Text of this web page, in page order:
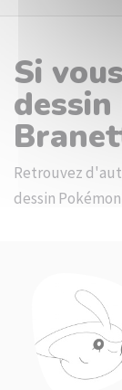
Si
Retrouvez
dessin